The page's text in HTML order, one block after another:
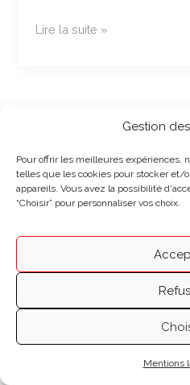
Gestion
Pour offrir les meilleures expériences,
telles que les cookies pour stocker et/
appareils. Vous avez la possibilité
“Choisir” pour personnaliser vos choix.
Mentions
Luxembourg
Lire la suite »